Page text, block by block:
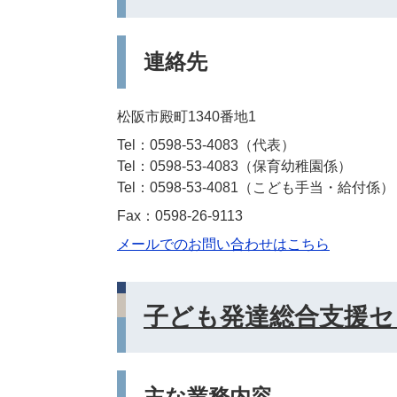
連絡先
松阪市殿町1340番地1
Tel：0598-53-4083
代表
Tel：0598-53-4083
保育幼稚園係
Tel：0598-53-4081
こども手当・給付係
Fax：0598-26-9113
メールでのお問い合わせはこちら
子ども発達総合支援